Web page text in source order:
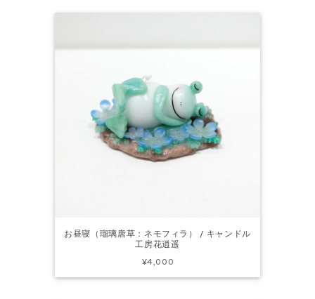
お昼寝（瑠璃唐草：ネモフィラ） / キャンドル
工房花逍遥
¥4,000